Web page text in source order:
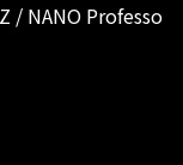
/ NANO Professo